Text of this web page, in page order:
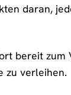
daran,
bereit zum
zu verleihen.